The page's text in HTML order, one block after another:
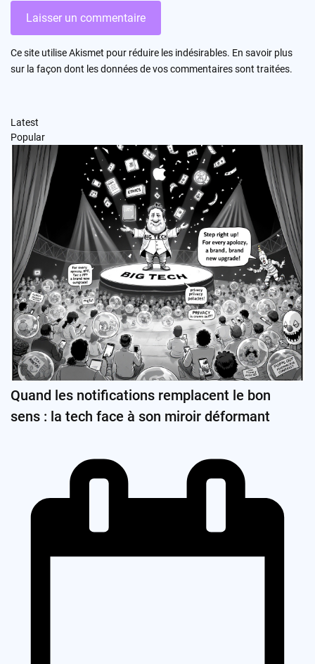
Ce site utilise Akismet pour réduire les indésirables. En savoir plus
sur la façon dont les données de vos commentaires sont traitées.
Latest
Popular
Quand les notifications remplacent le bon
sens : la tech face à son miroir déformant